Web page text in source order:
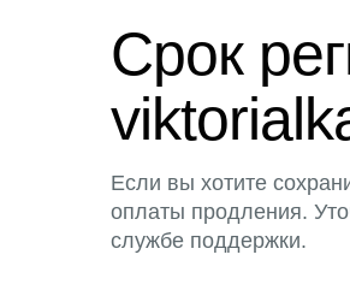
Срок
Если вы хотите
оплаты продления.
службе поддержки.